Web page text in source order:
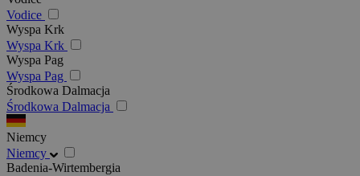
Vodice
Wyspa Krk
Wyspa Krk
Wyspa Pag
Wyspa Pag
Środkowa Dalmacja
Środkowa Dalmacja
Niemcy
Niemcy
Badenia-Wirtembergia